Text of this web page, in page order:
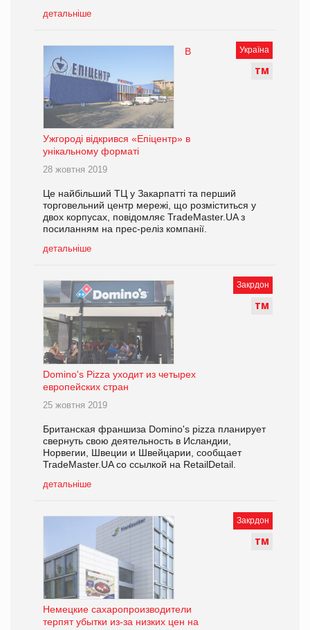
детальніше
Україна
ТМ
В
Ужгороді відкрився «Епіцентр» в
унікальному форматі
28 жовтня 2019
Це найбільший ТЦ у Закарпатті та перший
торговельний центр мережі, що розміститься у
двох корпусах, повідомляє TradeMaster.UA з
посиланням на прес-реліз компанії.
детальніше
Закрдон
ТМ
Domino's Pizza уходит из четырех
европейских стран
25 жовтня 2019
Британская франшиза Domino's pizza планирует
свернуть свою деятельность в Исландии,
Норвегии, Швеции и Швейцарии, сообщает
TradeMaster.UA со ссылкой на RetailDetail.
детальніше
Закрдон
ТМ
Немецкие сахаропроизводители
терпят убытки из-за низких цен на